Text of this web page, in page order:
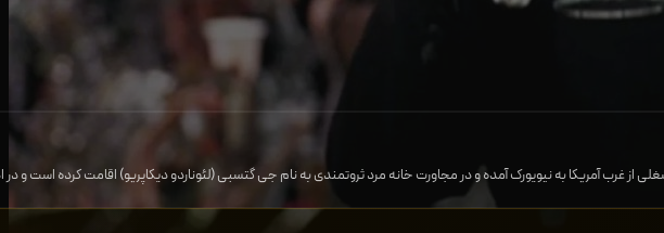
غرب آمریکا به نیویورک آمده و در مجاورت خانه مرد ثروتمندی به نام جی گتسبی (لئوناردو دیکاپریو) اقامت کرده است